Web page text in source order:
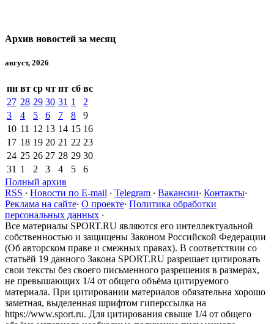
Архив новостей за месяц
август, 2026
пн вт ср чт пт сб вс
27 28 29 30 31 1
2
3
4 5 6 7 8
9
10 11 12 13 14 15 16
17 18 19 20 21 22 23
24 25 26 27 28 29 30
31 1 2 3 4 5
6
Полный архив
RSS · Новости по E-mail · Telegram · Вакансии· Контакты·
Реклама на сайте· О проекте· Политика обработки
персональных данных ·
Все материалы SPORT.RU являются его интеллектуальной
собственностью и защищены Законом Российской Федерации
(Об авторском праве и смежных правах). В соответствии со
статьёй 19 данного Закона SPORT.RU разрешает цитировать
свои тексты без своего письменного разрешения в размерах,
не превышающих 1/4 от общего объёма цитируемого
материала. При цитировании материалов обязательна хорошо
заметная, выделенная шрифтом гиперссылка на
https://www.sport.ru. Для цитирования свыше 1/4 от общего